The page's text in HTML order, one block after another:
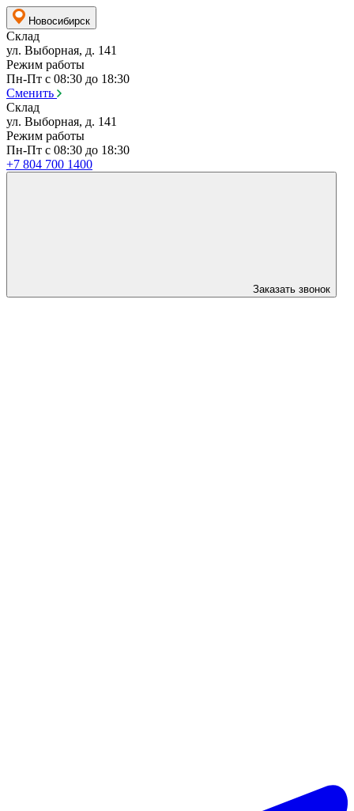
Новосибирск
Склад
ул. Выборная, д. 141
Режим работы
Пн-Пт с 08:30 до 18:30
Сменить
Склад
ул. Выборная, д. 141
Режим работы
Пн-Пт с 08:30 до 18:30
+7 804 700 1400
Заказать звонок